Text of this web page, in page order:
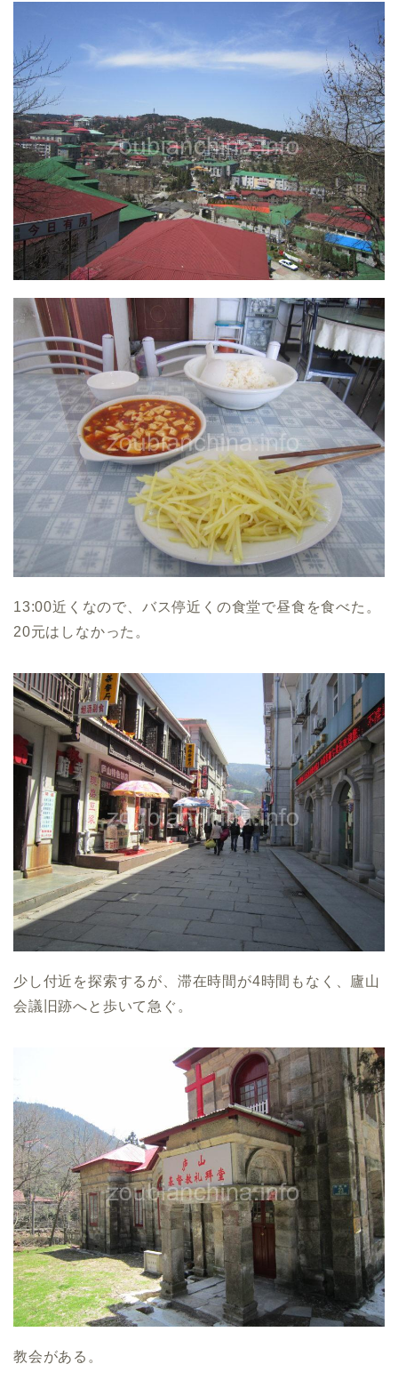
13:00近くなので、バス停近くの食堂で昼食を食べた。
20元はしなかった。
少し付近を探索するが、滞在時間が4時間もなく、廬山
会議旧跡へと歩いて急ぐ。
教会がある。